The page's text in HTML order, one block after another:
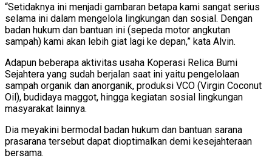
“Setidaknya ini menjadi gambaran betapa kami sangat serius
selama ini dalam mengelola lingkungan dan sosial. Dengan
badan hukum dan bantuan ini (sepeda motor angkutan
sampah) kami akan lebih giat lagi ke depan,” kata Alvin.
Adapun beberapa aktivitas usaha Koperasi Relica Bumi
Sejahtera yang sudah berjalan saat ini yaitu pengelolaan
sampah organik dan anorganik, produksi VCO (Virgin Coconut
Oil), budidaya maggot, hingga kegiatan sosial lingkungan
masyarakat lainnya.
Dia meyakini bermodal badan hukum dan bantuan sarana
prasarana tersebut dapat dioptimalkan demi kesejahteraan
bersama.